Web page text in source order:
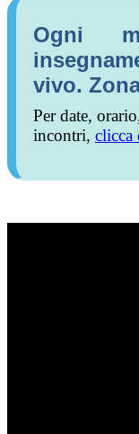
Ogni
vivo.
Per date,
incontri, clicca